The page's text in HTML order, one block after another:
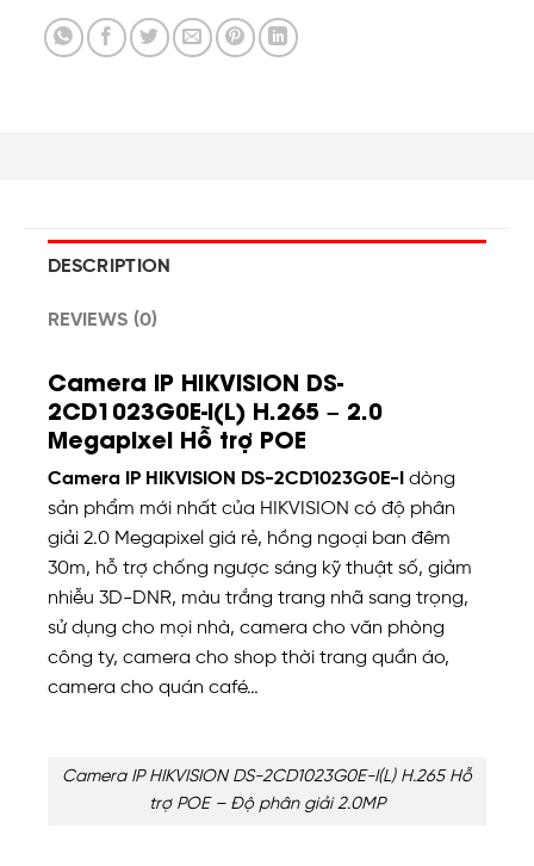
DESCRIPTION
REVIEWS (0)
Camera IP HIKVISION DS-
2CD1023G0E-I(L) H.265 – 2.0
Megapixel Hỗ trợ POE
Camera IP HIKVISION DS-2CD1023G0E-I dòng
sản phẩm mới nhất của HIKVISION có độ phân
giải 2.0 Megapixel giá rẻ, hồng ngoại ban đêm
30m, hỗ trợ chống ngược sáng kỹ thuật số, giảm
nhiễu 3D-DNR, màu trắng trang nhã sang trọng,
sử dụng cho mọi nhà, camera cho văn phòng
công ty, camera cho shop thời trang quần áo,
camera cho quán café…
Camera IP HIKVISION DS-2CD1023G0E-I(L) H.265 Hỗ
trợ POE – Độ phân giải 2.0MP